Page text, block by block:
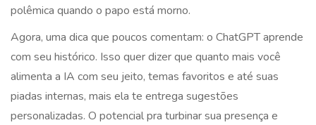
polêmica quando o papo está morno.
Agora, uma dica que poucos comentam: o ChatGPT aprende
com seu histórico. Isso quer dizer que quanto mais você
alimenta a IA com seu jeito, temas favoritos e até suas
piadas internas, mais ela te entrega sugestões
personalizadas. O potencial pra turbinar sua presença e